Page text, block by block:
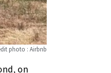
photo : Airbnb
on